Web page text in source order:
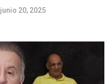
junio 20, 2025